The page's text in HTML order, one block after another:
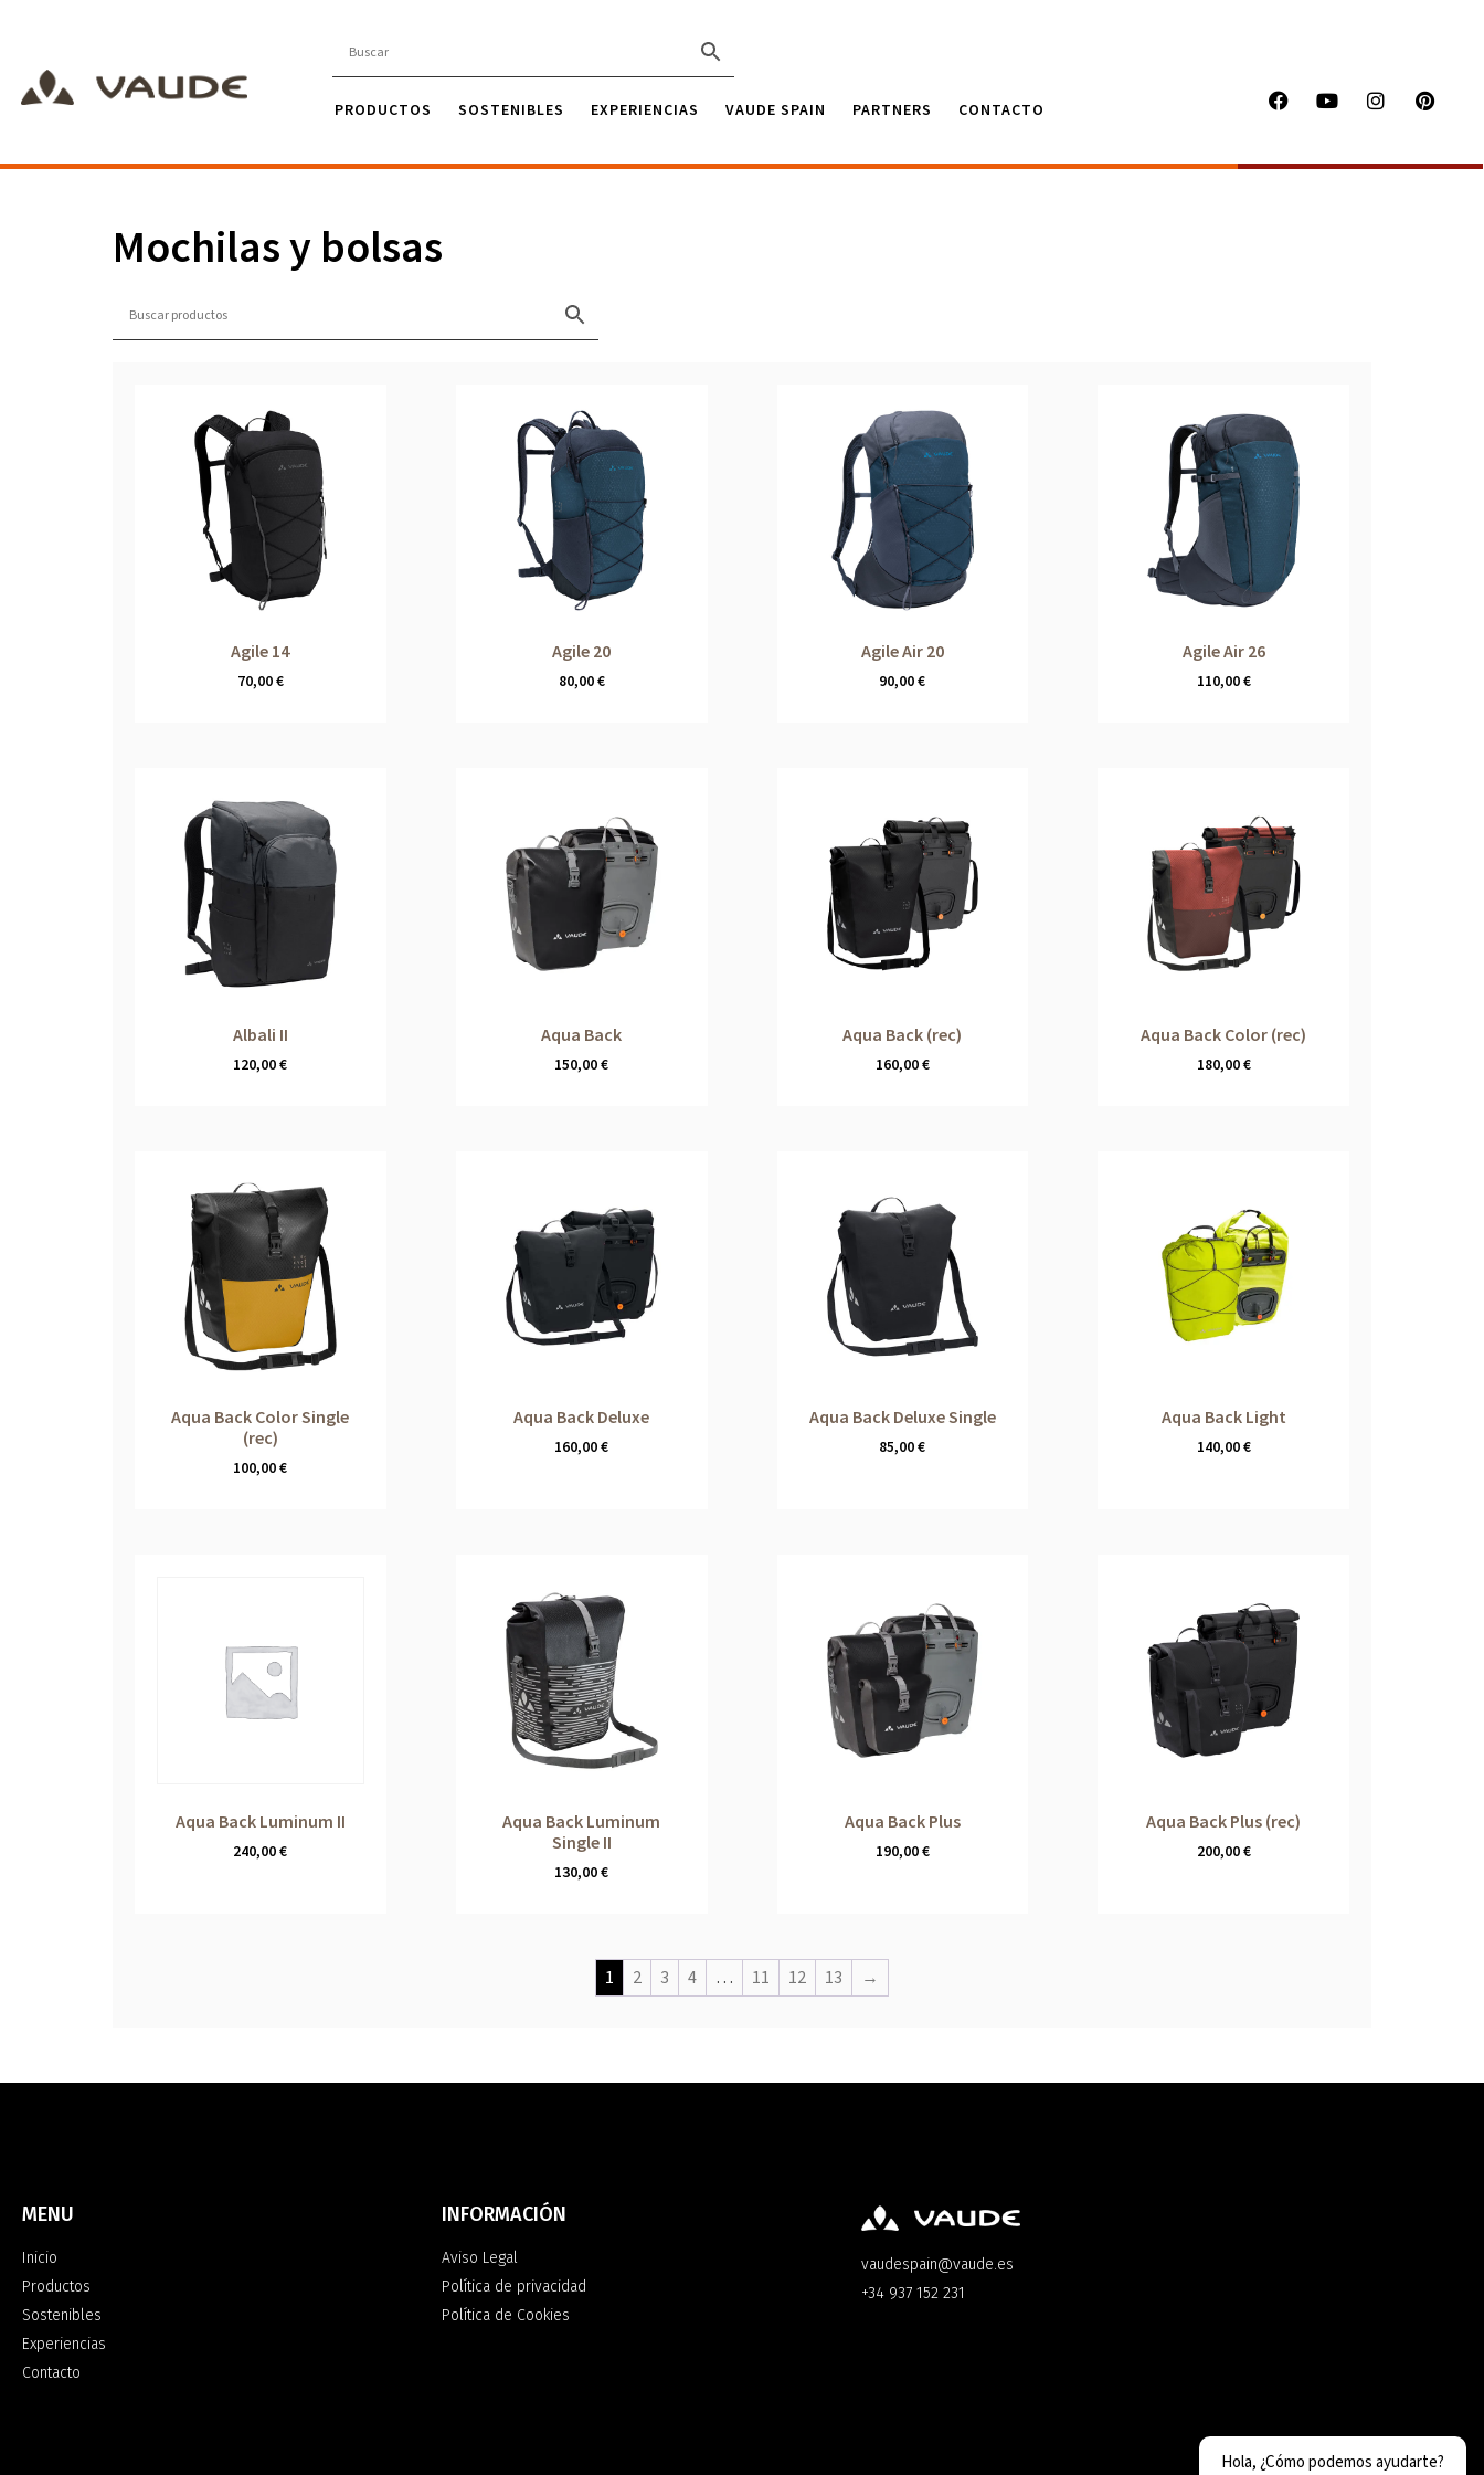
PRODUCTOS SOSTENIBLES EXPERIENCIAS VAUDE SPAIN PARTNERS CONTACTO
Mochilas y bolsas
Agile 14
70,00€
Agile 20
80,00€
Agile Air 20
90,00€
Agile Air 26
110,00€
Albali II
120,00€
Aqua Back
150,00€
Aqua Back (rec)
160,00€
Aqua Back Color (rec)
180,00€
Aqua Back Color Single
(rec)
100,00€
Aqua Back Deluxe
160,00€
Aqua Back Deluxe Single
85,00€
Aqua Back Light
140,00€
Aqua Back Luminum II
240,00€
Aqua Back Luminum
Single II
130,00€
Aqua Back Plus
190,00€
Aqua Back Plus (rec)
200,00€
1 2 3 4 … 11 12 13 →
MENU
Inicio
Productos
Sostenibles
Experiencias
Contacto
INFORMACIÓN
Aviso Legal
Política de privacidad
Política de Cookies
vaudespain@vaude.es
+34 937 152 231
Hola, ¿Cómo podemos ayudarte?